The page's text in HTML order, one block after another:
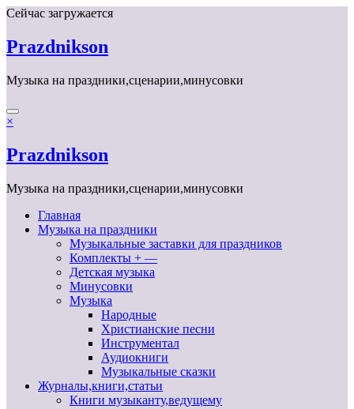
Перейти
содержимому
Сейчас загружается
Prazdnikson
Музыка на праздники,сценарии,минусовки
×
Prazdnikson
Музыка на праздники,сценарии,минусовки
Главная
Музыка на праздники
Музыкальные заставки для праздников
Комплекты + —
Детская музыка
Минусовки
Музыка
Народные
Христианские песни
Инструментал
Аудиокниги
Музыкальные сказки
Журналы,книги,статьи
Книги музыканту,ведущему